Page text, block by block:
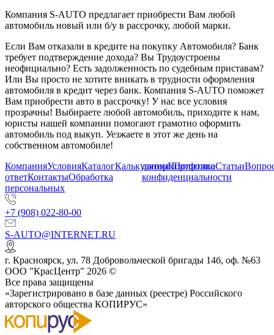
Компания S-AUTO предлагает приобрести Вам любой
автомобиль новый или б/у в рассрочку, любой марки.
Если Вам отказали в кредите на покупку Автомобиля? Банк
требует подтверждение дохода? Вы Трудоустроены
неофициально? Есть задолженность по судебным приставам?
Или Вы просто не хотите вникать в трудности оформления
автомобиля в кредит через банк. Компания S-AUTO поможет
Вам приобрести авто в рассрочку! У нас все условия
прозрачны! Выбираете любой автомобиль, приходите к нам,
юристы нашей компании помогают грамотно оформить
автомобиль под выкуп. Уезжаете в этот же день на
собственном автомобиле!
КомпанияУсловияКаталогКалькуляторПортфолиоСтатьи
ответКонтактыОбработка
персональных
данныхПолитика
конфиденциальности
+7 (908) 022-80-00
S-AUTO@INTERNET.RU
г. Красноярск, ул. 78 Добровольческой бригады 14б, оф. №63
ООО "КрасЦентр" 2026 ©
Все права защищены
«Зарегистрировано в базе данных (реестре) Российского
авторского общества КОПИРУС»